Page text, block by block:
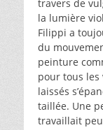
travers de
la lumière
Filippi a
du
peinture
pour tous les
laissés
taillée. Une
travaillait